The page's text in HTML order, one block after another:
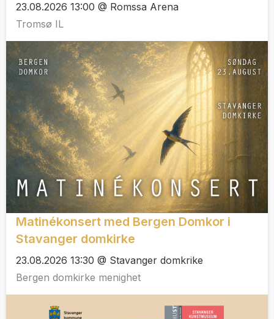
23.08.2026 13:00 @ Romssa Arena
Tromsø IL
Matinékonsert med Bergen Domkor i
Stavanger domkirke
23.08.2026 13:30 @ Stavanger domkrike
Bergen domkirke menighet